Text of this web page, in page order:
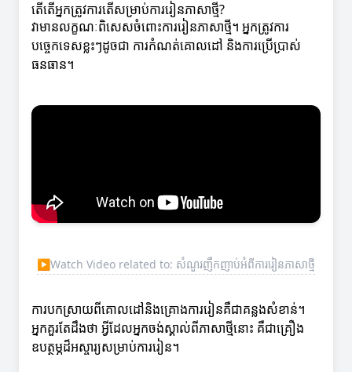
តើតើអ្នកត្រូវការតើសម្រាប់ការរៀនភាសាថ្មី?
វាមានលក្ខណៈពិសេសចំពោះការរៀនភាសាថ្មី។ អ្នកត្រូវការ
បច្ចេកទេសខ្លះៗដូចជា ការកំណត់គោលដៅ និងការប្រើប្រាស់
ធនធាន។
▶Watch Video related to: សំណួរញឹកញាប់អំពីការរៀនភាសាថ្មី
ការបកស្រាយពីគោលដៅនិងគ្រោងការរៀនគឺជាគន្លងសំខាន់។
អ្នកគួរតែដឹងថា អ្វីដែលអ្នកចង់ស្គាល់ពីភាសាថ្មីនោះ គឺជាគ្រឿង
ឧបត្ថម្ភដ៏អស្ចារ្យសម្រាប់ការរៀន។